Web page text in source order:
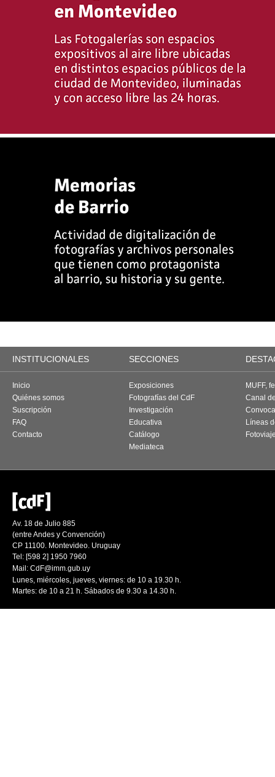
INSTITUCIONALES SECCIONES
Inicio
Quiénes somos
Suscripción
FAQ
Contacto
Exposiciones
Fotografías del CdF
Investigación
Educativa
Catálogo
Mediateca
MUFF,
Canal
Líneas
Av. 18 de Julio 885
(entre Andes y Convención)
CP 11100. Montevideo. Uruguay
Tel: [598 2] 1950 7960
Mail: CdF@imm.gub.uy
Lunes, miércoles, jueves, viernes: de 10 a 19.30 h.
Martes: de 10 a 21 h. Sábados de 9.30 a 14.30 h.